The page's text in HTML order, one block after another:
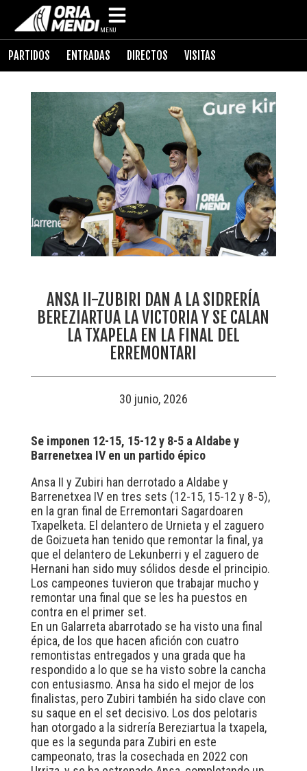
MENU
PARTIDOS ENTRADAS DIRECTOS VISITAS
ANSA II-ZUBIRI DAN A LA SIDRERÍA
BEREZIARTUA LA VICTORIA Y SE CALAN
LA TXAPELA EN LA FINAL DEL
ERREMONTARI
30 junio, 2026
Se imponen 12-15, 15-12 y 8-5 a Aldabe y
Barrenetxea IV en un partido épico
Ansa II y Zubiri han derrotado a Aldabe y
Barrenetxea IV en tres sets (12-15, 15-12 y 8-5),
en la gran final de Erremontari Sagardoaren
Txapelketa. El delantero de Urnieta y el zaguero
de Goizueta han tenido que remontar la final, ya
que el delantero de Lekunberri y el zaguero de
Hernani han sido muy sólidos desde el principio.
Los campeones tuvieron que trabajar mucho y
remontar una final que se les ha puestos en
contra en el primer set.
En un Galarreta abarrotado se ha visto una final
épica, de los que hacen afición con cuatro
remontistas entregados y una grada que ha
respondido a lo que se ha visto sobre la cancha
con entusiasmo. Ansa ha sido el mejor de los
finalistas, pero Zubiri también ha sido clave con
su saque en el set decisivo. Los dos pelotaris
han otorgado a la sidrería Bereziartua la txapela,
que es la segunda para Zubiri en este
campeonato, tras la cosechada en 2022 con